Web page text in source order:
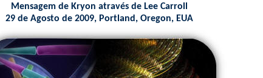
Mensagem de Kryon através de Lee Carroll
29 de Agosto de 2009, Portland, Oregon, EUA